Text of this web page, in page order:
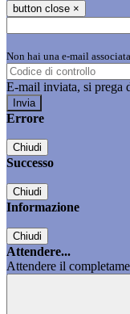
button close ×
Non hai una e-mail
E-mail inviata, si prega
Errore
Chiudi
Successo
Chiudi
Informazione
Chiudi
Attendere...
Attendere il